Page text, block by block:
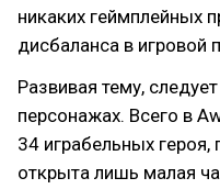
никаких геймплейных
дисбаланса в игровой
Развивая тему,
персонажах. Всего в
34 играбельных
открыта лишь малая